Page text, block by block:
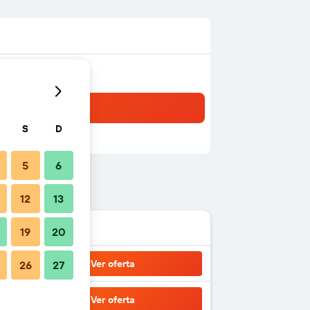
Ver oferta
Ver oferta
S D
5 6
12 13
19 20
26 27